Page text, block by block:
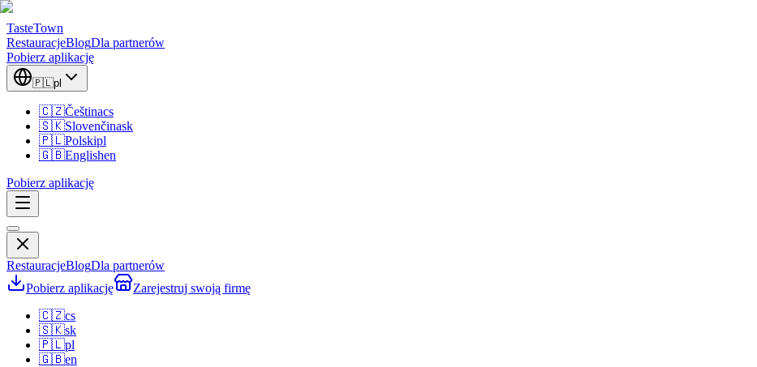
TasteTown
RestauracjeBlogDla partnerów
Pobierz aplikację
🇵🇱pl
🇨🇿Češtinacs
🇸🇰Slovenčinask
🇵🇱Polskipl
🇬🇧Englishen
Pobierz aplikację
RestauracjeBlogDla partnerów
Pobierz aplikację
Zarejestruj swoją firmę
🇨🇿cs
🇸🇰sk
🇵🇱pl
🇬🇧en